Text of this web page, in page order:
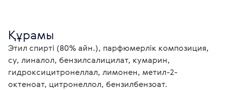
Құрамы
Этил спирті (80% айн.), парфюмерлік композиция,
су, линалол, бензилсалицилат, кумарин,
гидроксицитронеллал, лимонен, метил-2-
октеноат, цитронеллол, бензилбензоат.